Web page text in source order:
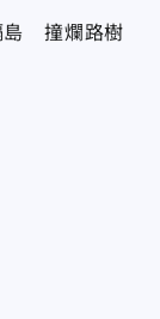
島 撞爛路樹